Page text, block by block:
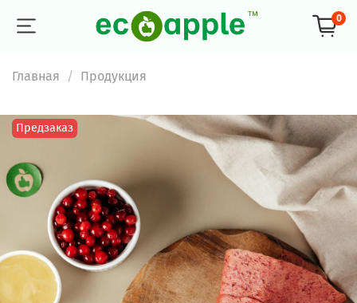
0
Главная Продукция
Предзаказ